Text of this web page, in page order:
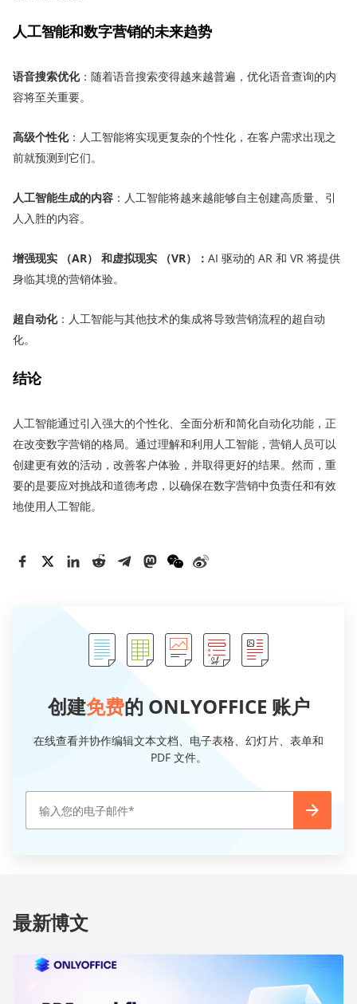
人工智能和数字营销的未来趋势
语音搜索优化：随着语音搜索变得越来越普遍，优化语音查询的内
容将至关重要。
高级个性化：人工智能将实现更复杂的个性化，在客户需求出现之
前就预测到它们。
人工智能生成的内容 ：人工智能将越来越能够自主创建高质量、引
人入胜的内容。
增强现实 （AR） 和虚拟现实 （VR）： AI 驱动的 AR 和 VR 将提供
身临其境的营销体验。
超自动化：人工智能与其他技术的集成将导致营销流程的超自动
化。
结论
人工智能通过引入强大的个性化、全面分析和简化自动化功能，正
在改变数字营销的格局。通过理解和利用人工智能，营销人员可以
创建更有效的活动，改善客户体验，并取得更好的结果。然而，重
要的是要应对挑战和道德考虑，以确保在数字营销中负责任和有效
地使用人工智能。
创建免费的 ONLYOFFICE 账户
在线查看并协作编辑文本文档、电子表格、幻灯片、表单和
PDF 文件。
最新博文